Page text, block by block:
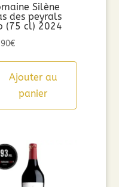
Silène
des peyrals
(75 cl) 2024
€
Ajouter au
panier